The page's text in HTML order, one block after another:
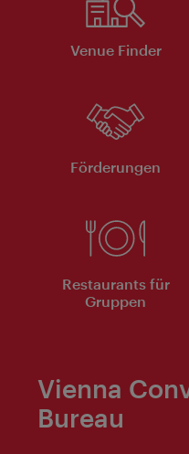
Venue Finder
Förderungen
Restaurants für
Gruppen
Vienna
Bureau